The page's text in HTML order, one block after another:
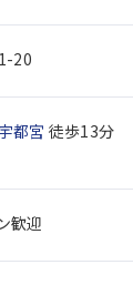
20
宇都宮 徒歩13分
歓迎